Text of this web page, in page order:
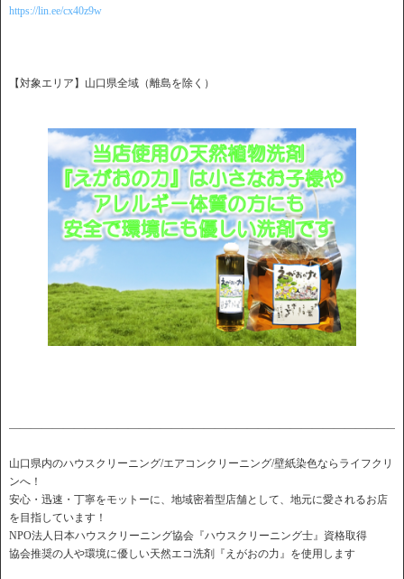
https://lin.ee/cx40z9w
【対象エリア】山口県全域（離島を除く）
山口県内のハウスクリーニング/エアコンクリーニング/壁紙染色ならライフクリ
ンへ！
安心・迅速・丁寧をモットーに、地域密着型店舗として、地元に愛されるお店
を目指しています！
NPO法人日本ハウスクリーニング協会『ハウスクリーニング士』資格取得
協会推奨の人や環境に優しい天然エコ洗剤『えがおの力』を使用します